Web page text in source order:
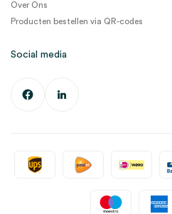
Over Ons
Producten bestellen via QR-codes
Social media